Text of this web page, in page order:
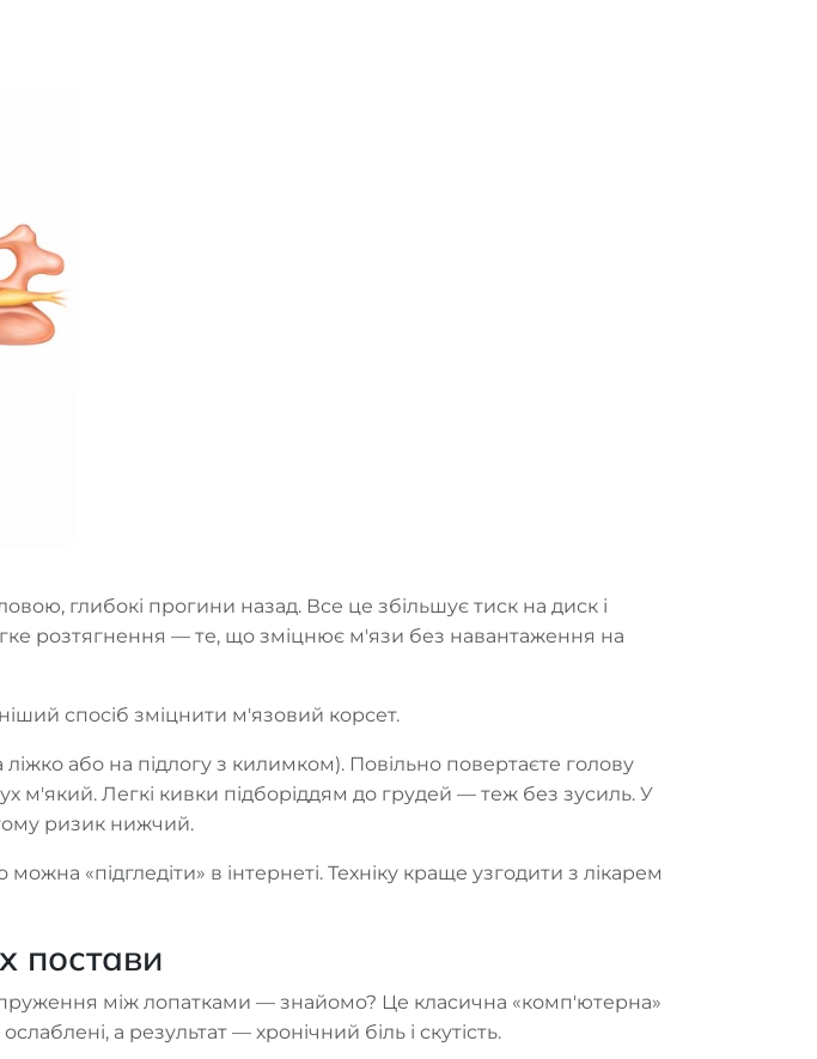
глибокі прогини назад. Все це збільшує тиск на диск і
розтягнення — те, що зміцнює м'язи без навантаження на
спосіб зміцнити м'язовий корсет.
або на підлогу з килимком). Повільно повертаєте голову
м'який. Легкі кивки підборіддям до грудей — теж без зусиль. У
ризик нижчий.
«підгледіти» в інтернеті. Техніку краще узгодити з лікарем
постави
між лопатками — знайомо? Це класична «комп'ютерна»
а результат — хронічний біль і скутість.